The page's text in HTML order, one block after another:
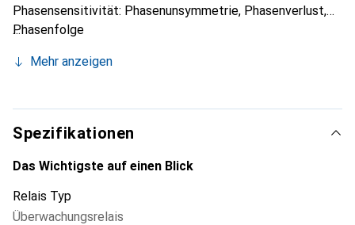
Phasensensitivität: Phasenunsymmetrie, Phasenverlust,
Phasenfolge
Abmessungen: 72 x 17,5 x 90 mm
Mehr anzeigen
Spezifikationen
Das Wichtigste auf einen Blick
Relais Typ
Überwachungsrelais